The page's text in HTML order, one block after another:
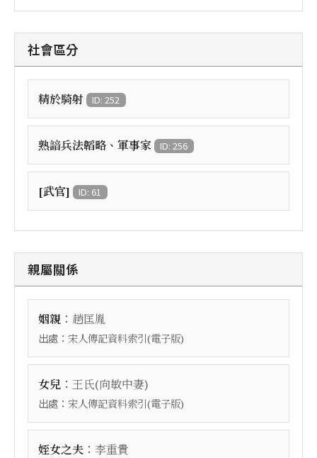
社會區分
精於騎射 ID: 252
熟諳兵法韜略、軍事家 ID: 256
[武官] ID: 61
親屬關係
姻親 ： 趙匡胤
出處： 宋人傳記資料索引(電子版)
女兒 ： 王氏(向敏中妻)
出處： 宋人傳記資料索引(電子版)
姪女之夫 ： 李重貴